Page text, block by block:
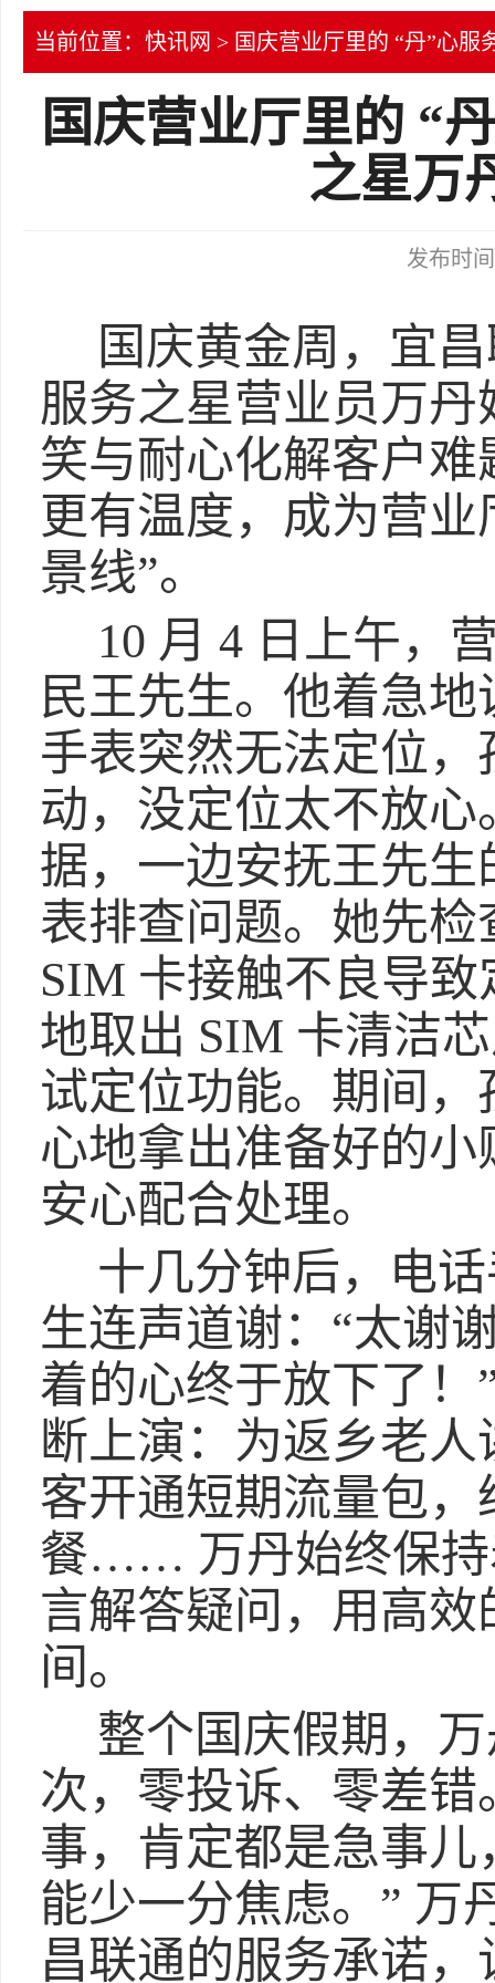
当前位置： 快讯网 > 国庆营业厅里的 “丹”心
国庆营业厅里的 “
之星万
发布时
国庆黄金周，宜
服务之星营业员万
笑与耐心化解客户
更有温度，成为营
景线”。
10 月 4 日上午，
民王先生。他着急
手表突然无法定位
动，没定位太不放
据，一边安抚王先
表排查问题。她先
SIM 卡接触不良导
地取出 SIM 卡清洁
试定位功能。期间
心地拿出准备好的
安心配合处理。
十几分钟后，电
生连声道谢：“太谢
着的心终于放下了
断上演：为返乡老
客开通短期流量包
餐…… 万丹始终保持
言解答疑问，用高
间。
整个国庆假期，
次，零投诉、零差
事，肯定都是急事
能少一分焦虑。” 万
昌联通的服务承诺